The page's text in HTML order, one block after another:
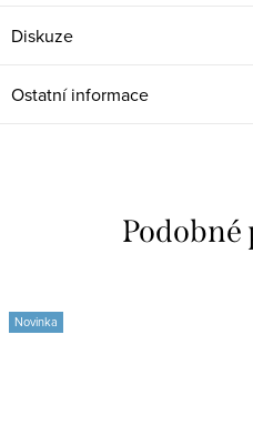
Diskuze
Ostatní informace
Novinka